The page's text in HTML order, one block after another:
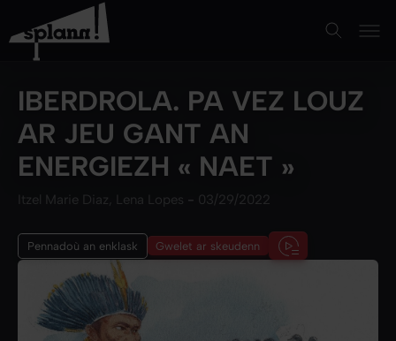
IBERDROLA. PA VEZ LOUZ
AR JEU GANT AN
ENERGIEZH « NAET »
Itzel Marie Diaz, Lena Lopes - 03/29/2022
Pennadoù an enklask Gwelet ar skeudenn